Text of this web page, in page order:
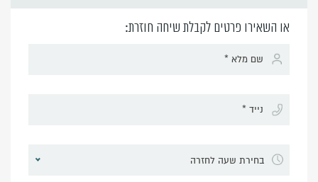
או השאירו פרטים לקבלת שיחה חוזרת:
בחירת שעה לחזרה